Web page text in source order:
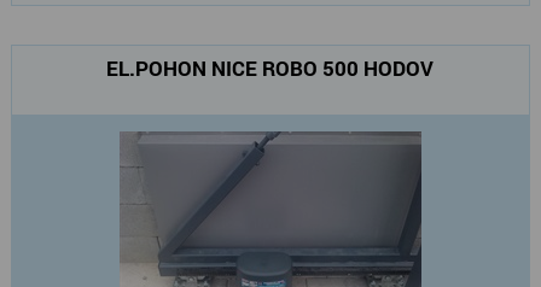
EL.POHON NICE ROBO 500 HODOV